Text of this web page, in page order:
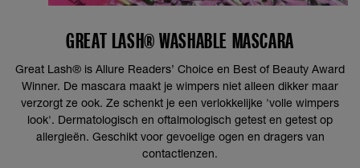
GREAT LASH® WASHABLE MASCARA
Great Lash® is Allure Readers’ Choice en Best of Beauty Award
Winner. De mascara maakt je wimpers niet alleen dikker maar
verzorgt ze ook. Ze schenkt je een verlokkelijke 'volle wimpers
look'. Dermatologisch en oftalmologisch getest en getest op
allergieën. Geschikt voor gevoelige ogen en dragers van
contactlenzen.